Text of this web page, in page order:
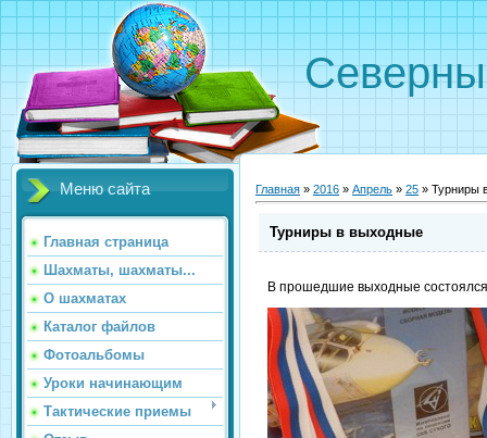
Меню сайта
Главная страница
Шахматы, шахматы...
О шахматах
Каталог файлов
Фотоальбомы
Уроки начинающим
Тактические приемы
Главная » 2016 » Апрель » 25 » Турниры
Турниры в выходные
В прошедшие выходные